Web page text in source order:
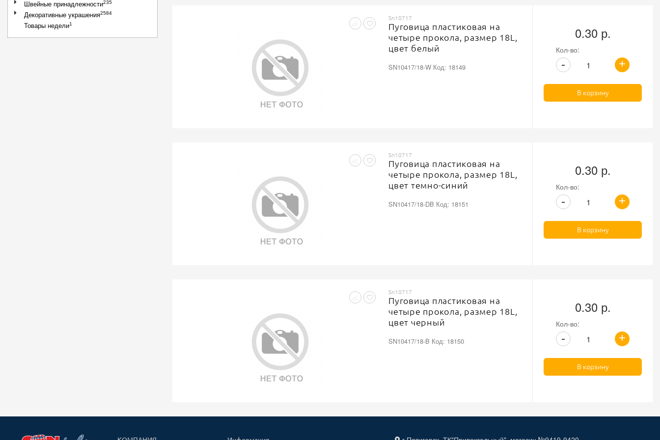
Швейные принадлежности235
Декоративные украшения2584
Товары недели1
Sn10717
Пуговица пластиковая на
четыре прокола, размер 18L,
цвет белый
SN10417/18-W Код: 18149
0.30 р.
Кол-во:
+
-
В корзину
Sn10717
Пуговица пластиковая на
четыре прокола, размер 18L,
цвет темно-синий
SN10417/18-DB Код: 18151
0.30 р.
Кол-во:
+
-
В корзину
Sn10717
Пуговица пластиковая на
четыре прокола, размер 18L,
цвет черный
SN10417/18-B Код: 18150
0.30 р.
Кол-во:
+
-
В корзину